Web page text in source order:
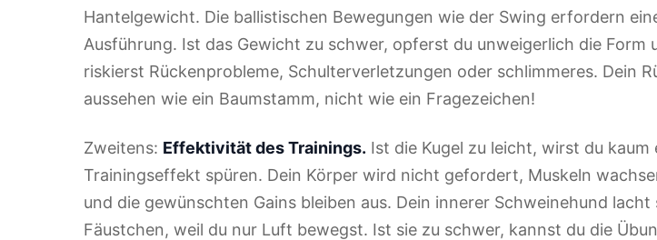
Hantelgewicht. Die ballistischen Bewegungen wie der Swing erfordern
Ausführung. Ist das Gewicht zu schwer, opferst du unweigerlich die Form
riskierst Rückenprobleme, Schulterverletzungen oder schlimmeres. Dein
aussehen wie ein Baumstamm, nicht wie ein Fragezeichen!
Zweitens: Effektivität des Trainings. Ist die Kugel zu leicht, wirst du kaum
Trainingseffekt spüren. Dein Körper wird nicht gefordert, Muskeln
und die gewünschten Gains bleiben aus. Dein innerer Schweinehund lacht
Fäustchen, weil du nur Luft bewegst. Ist sie zu schwer, kannst du die